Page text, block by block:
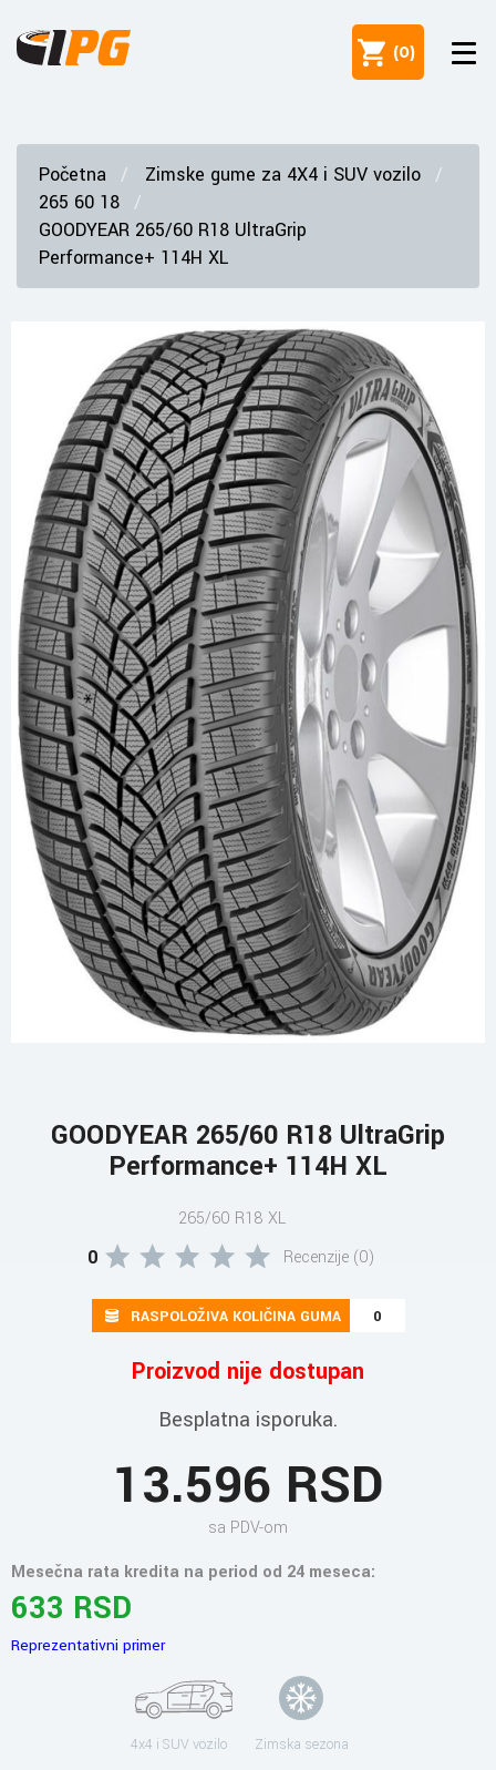
(0)
Početna
Zimske gume za 4X4 i SUV vozilo
265 60 18
GOODYEAR 265/60 R18 UltraGrip
Performance+ 114H XL
GOODYEAR 265/60 R18 UltraGrip
Performance+ 114H XL
265/60 R18 XL
0 Recenzije (0)
RASPOLOŽIVA KOLIČINA GUMA 0
Proizvod nije dostupan
Besplatna isporuka.
13.596 RSD
sa PDV-om
Mesečna rata kredita na period od 24 meseca:
633 RSD
Reprezentativni primer
4x4 i SUV vozilo Zimska sezona